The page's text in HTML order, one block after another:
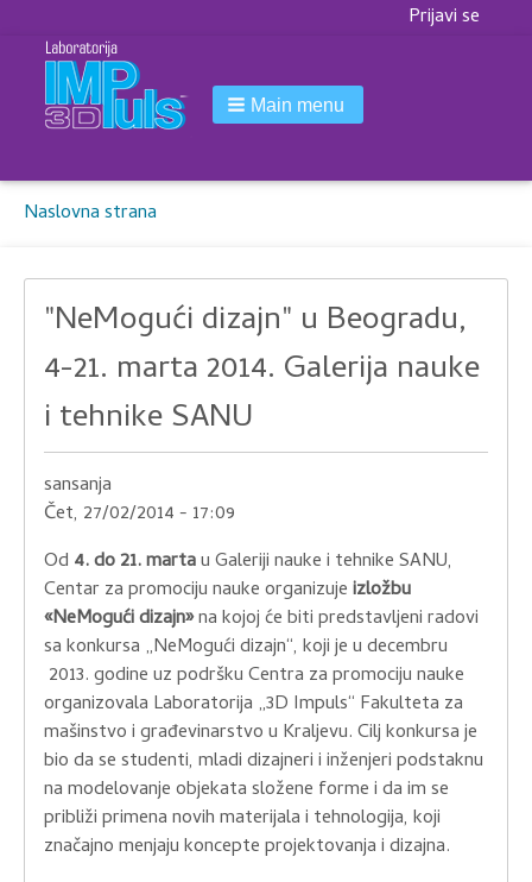
Korisnički
Prijavi se
Main menu
Breadcrumbs
You
here:
Naslovna strana
"NeMogući dizajn" u Beogradu,
4-21. marta 2014. Galerija nauke
i tehnike SANU
sansanja
Čet, 27/02/2014 - 17:09
Od 4. do 21. martau Galeriji nauke i tehnike SANU,
Centar za promociju nauke organizujeizložbu
«NeMogući dizajn»na kojoj će biti predstavljeni radovi
sa konkursa „NeMogući dizajn“, koji je u decembru
2013. godine uz podršku Centra za promociju nauke
organizovala Laboratorija „3D Impuls“ Fakulteta za
mašinstvo i građevinarstvo u Kraljevu. Cilj konkursa je
bio da se studenti, mladi dizajneri i inženjeri podstaknu
na modelovanje objekata složene forme i da im se
približi primena novih materijala i tehnologija, koji
značajno menjaju koncepte projektovanja i dizajna.